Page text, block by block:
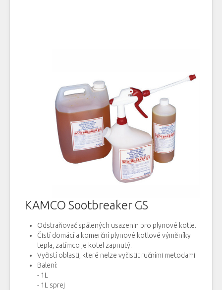
KAMCO Sootbreaker GS
Odstraňovač spálených usazenin pro plynové kotle.
Čistí domácí a komerční plynové kotlové výměníky
tepla , zatímco je kotel zapnutý.
Vyčistí oblasti, které nelze vyčistit ručními metodami.
Balení:
- 1L
- 1L sprej